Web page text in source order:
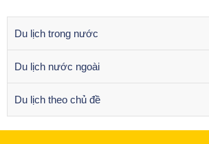
Du lịch trong nước
Du lịch nước ngoài
Du lịch theo chủ đề